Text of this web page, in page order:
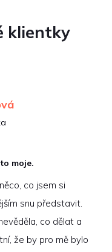
klientky
moje.
co jsem si
snu představit.
co dělat a
že by pro mě bylo